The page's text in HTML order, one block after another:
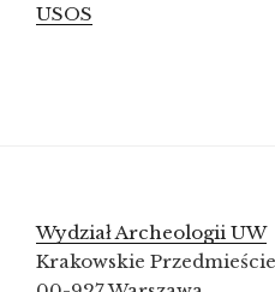
USOS
Wydział Archeologii UW
Krakowskie